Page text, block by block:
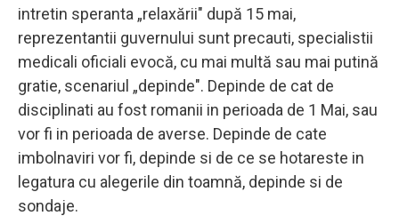
intretin speranta „relaxării" după 15 mai,
reprezentantii guvernului sunt precauti, specialistii
medicali oficiali evocă, cu mai multă sau mai putină
gratie, scenariul „depinde". Depinde de cat de
disciplinati au fost romanii in perioada de 1 Mai, sau
vor fi in perioada de averse. Depinde de cate
imbolnaviri vor fi, depinde si de ce se hotareste in
legatura cu alegerile din toamnă, depinde si de
sondaje.